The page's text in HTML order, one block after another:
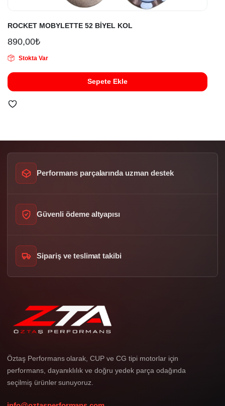
ROCKET MOBYLETTE 52 BİYEL KOL
890,00₺
Stokta Var
Sepete Ekle
Performans parçalarında uzman destek
Güvenli ödeme altyapısı
Sipariş ve teslimat takibi
Öztaş Performans olarak, CUP ve CG tipi motorlar için
performans, dayanıklılık ve doğru yedek parça odağında
seçilmiş ürünler sunuyoruz.